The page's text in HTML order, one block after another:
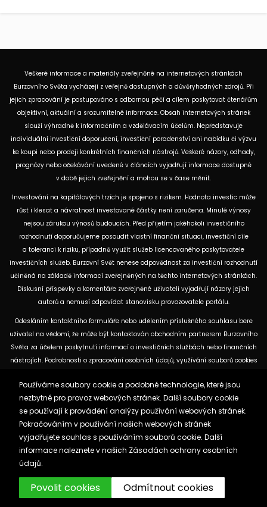
Veškeré informace a materiály zveřejněné na internetových stránkách
Burzovního Světa vycházejí z veřejně dostupných a důvěryhodných zdrojů. Při
jejich zpracování je postupováno s odbornou péčí a cílem poskytovat čtenářům
objektivní, aktuální a srozumitelné informace. Obsah internetových stránek
slouží výhradně k informačním a vzdělávacím účelům. Nepředstavuje
individuální investiční doporučení, investiční poradenství ani nabídku či výzvu
ke koupi nebo prodeji konkrétních finančních nástrojů. Veškeré názory, odhady,
prognózy nebo očekávání uvedené v článcích vyjadřují informace dostupné
v době jejich zveřejnění a mohou se v čase měnit.
Investování na kapitálových trzích je spojeno s rizikem. Hodnota investic může
růst i klesat a návratnost investované částky není zaručena. Minulé výnosy
nejsou zárukou výnosů budoucích. Před přijetím jakéhokoli investičního
rozhodnutí doporučujeme posoudit vlastní finanční situaci, investiční cíle
a toleranci k riziku, případně využít služeb licencovaného poskytovatele
investičních služeb. Burzovní Svět nenese odpovědnost za investiční rozhodnutí
učiněná na základě informací zveřejněných na těchto internetových stránkách.
Diskusní příspěvky a komentáře zveřejněné uživateli vyjadřují názory jejich
autorů a nemusí odpovídat stanovisku provozovatele portálu.
Odesláním kontaktního formuláře nebo udělením příslušného souhlasu bere
uživatel na vědomí, že může být kontaktován obchodním partnerem Burzovního
Světa za účelem poskytnutí informací o investičních službách nebo finančních
nástrojích. Podrobnosti o zpracování osobních údajů, využívání souborů cookies
dostupných na těchto internetových stránkách. U jednotlivých článků mohou
být uvedeny informace o použitých zdrojích, datu původní analýzy nebo datu,
ke kterému se vztahují uvedené tržní údaje.
Zásady ochrany osobních údajů a cookies
Reklama
Burzovnisvet.cz © 2026
Používáme soubory cookie a podobné technologie, které jsou
nezbytné pro provoz webových stránek. Další soubory cookie
se používají k provádění analýzy používání webových stránek.
Pokračováním v používání našich webových stránek
vyjadřujete souhlas s používáním souborů cookie. Další
informace naleznete v našich Zásadách ochrany osobních
údajů.
Povolit cookies Odmítnout cookies